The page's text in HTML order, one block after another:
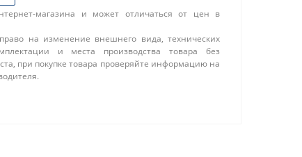
магазина и может отличаться от цен в
на изменение внешнего вида, технических
и места производства товара без
при покупке товара проверяйте информацию на